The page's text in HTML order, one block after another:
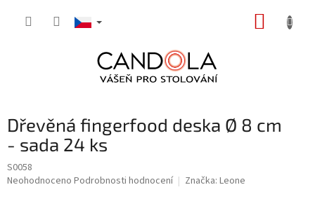
Dřevěná fingerfood deska Ø 8 cm
- sada 24 ks
S0058
Průměrné
Neohodnoceno Podrobnosti hodnocení Značka: Leone